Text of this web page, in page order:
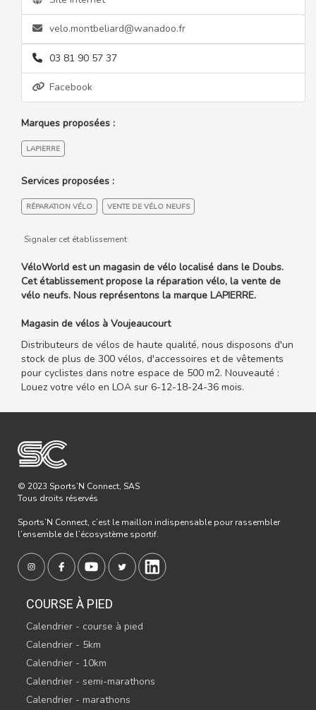
velo.montbeliard@wanadoo.fr
03 81 90 57 37
Facebook
Marques proposées :
LAPIERRE
Services proposées :
RÉPARATION VÉLO VENTE DE VÉLO NEUFS
Signaler cet établissement
VéloWorld est un magasin de vélo localisé dans le Doubs.
Cet établissement propose la réparation vélo, la vente de
vélo neufs. Nous représentons la marque LAPIERRE.
Magasin de vélos à Voujeaucourt
Distributeurs de vélos de haute qualité, nous disposons d'un
stock de plus de 300 vélos, d'accessoires et de vêtements
pour cyclistes dans notre espace de 500 m2. Nouveauté :
Louez votre vélo en LOA sur 6-12-18-24-36 mois.
© 2023 Sports’N Connect, SAS
Tous droits réservés
Sports’N Connect, c’est le maillon indispensable pour rassembler
l’ensemble de l’écosystème sportif.
COURSE À PIED
Calendrier - course à pied
Calendrier - 5km
Calendrier - 10km
Calendrier - semi-marathons
Calendrier - marathons